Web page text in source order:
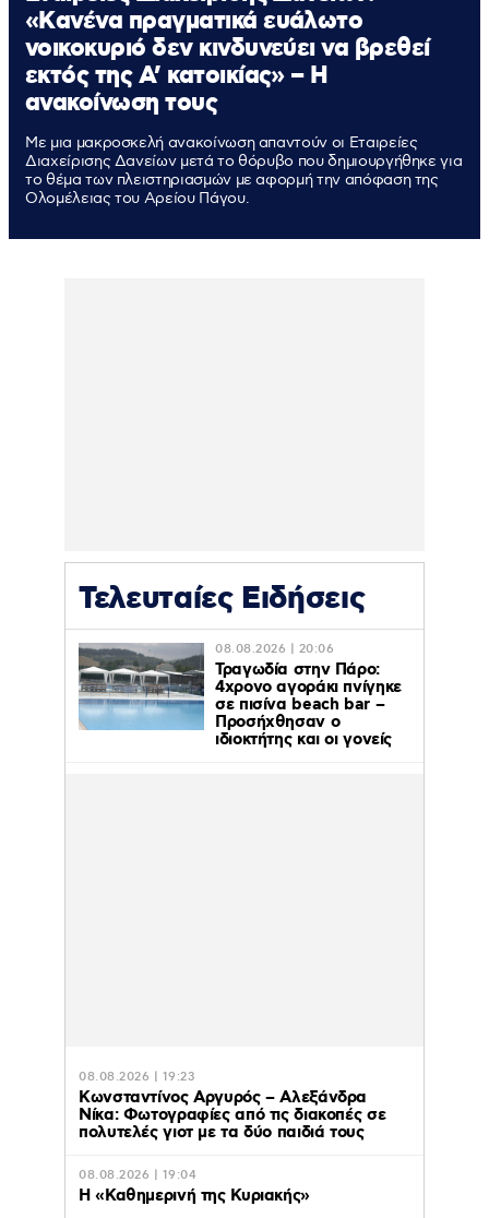
«Kανένα πραγματικά ευάλωτο
νοικοκυριό δεν κινδυνεύει να βρεθεί
εκτός της Α’ κατοικίας» – Η
ανακοίνωση τους
Με μια μακροσκελή ανακοίνωση απαντούν οι Εταιρείες
Διαχείρισης Δανείων μετά το θόρυβο που δημιουργήθηκε για
το θέμα των πλειστηριασμών με αφορμή την απόφαση της
Ολομέλειας του Αρείου Πάγου.
Τελευταίες Ειδήσεις
08.08.2026 | 20:06
Τραγωδία στην Πάρο:
4χρονο αγοράκι πνίγηκε
σε πισίνα beach bar –
Προσήχθησαν ο
ιδιοκτήτης και οι γονείς
08.08.2026 | 19:23
Κωνσταντίνος Αργυρός – Αλεξάνδρα
Νίκα: Φωτογραφίες από τις διακοπές σε
πολυτελές γιοτ με τα δύο παιδιά τους
08.08.2026 | 19:04
H «Καθημερινή της Κυριακής»